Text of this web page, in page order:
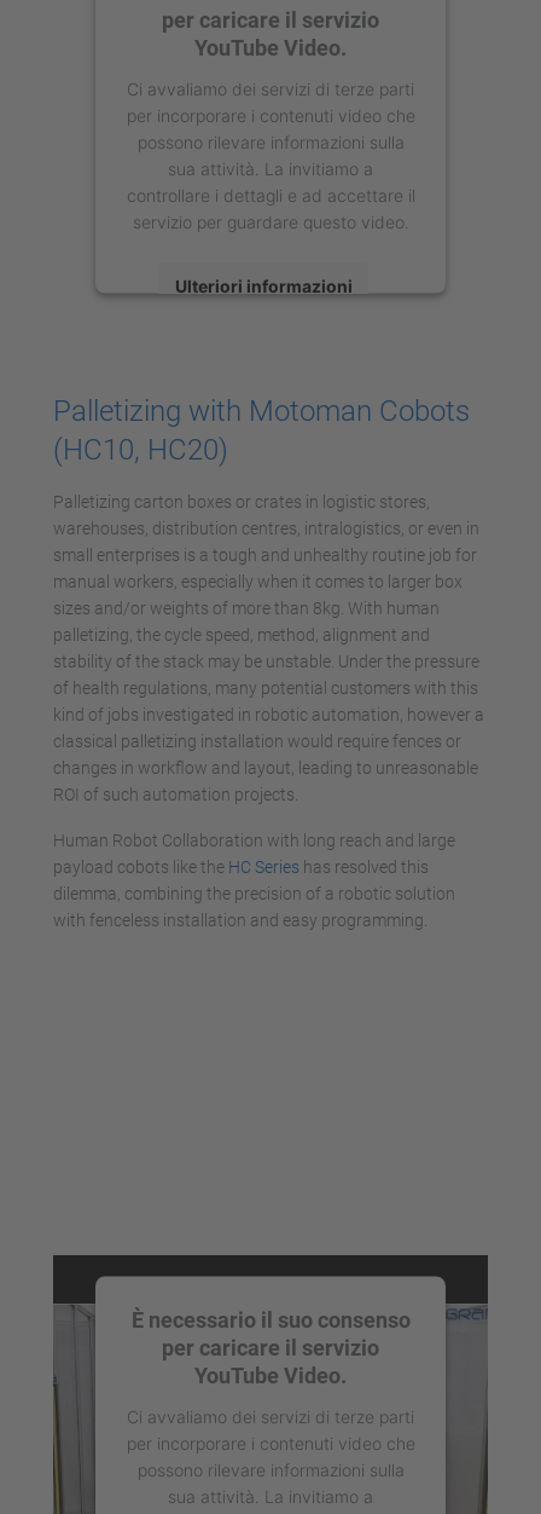
per caricare il servizio
YouTube Video.
Ci avvaliamo dei servizi di terze parti
per incorporare i contenuti video che
possono rilevare informazioni sulla
sua attività. La invitiamo a
controllare i dettagli e ad accettare il
servizio per guardare questo video.
Ulteriori informazioni
Management Platform
Palletizing with Motoman Cobots
(HC10, HC20)
Palletizing carton boxes or crates in logistic stores,
warehouses, distribution centres, intralogistics, or even in
small enterprises is a tough and unhealthy routine job for
manual workers, especially when it comes to larger box
sizes and/or weights of more than 8kg. With human
palletizing, the cycle speed, method, alignment and
stability of the stack may be unstable. Under the pressure
of health regulations, many potential customers with this
kind of jobs investigated in robotic automation, however a
classical palletizing installation would require fences or
changes in workflow and layout, leading to unreasonable
ROI of such automation projects.
Human Robot Collaboration with long reach and large
payload cobots like the HC Series has resolved this
dilemma, combining the precision of a robotic solution
with fenceless installation and easy programming.
È necessario il suo consenso
per caricare il servizio
YouTube Video.
Ci avvaliamo dei servizi di terze parti
per incorporare i contenuti video che
possono rilevare informazioni sulla
sua attività. La invitiamo a